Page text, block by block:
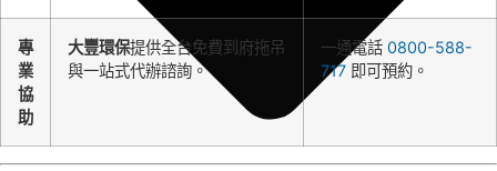
專
業
協
助
大豐環保提供全台免費到府拖吊
與一站式代辦諮詢。
一通電話 0800-588-
717 即可預約。